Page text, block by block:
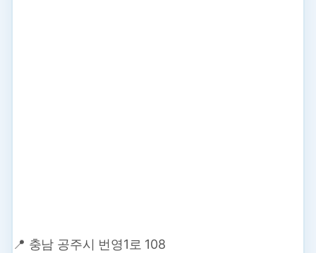
📍 충남 공주시 번영1로 108